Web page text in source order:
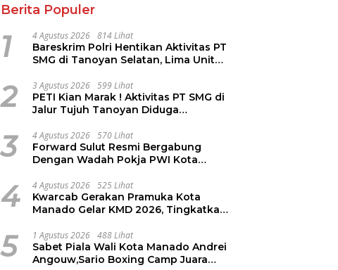
Berita Populer
1 4 Agustus 2026 814 Lihat
Bareskrim Polri Hentikan Aktivitas PT
SMG di Tanoyan Selatan, Lima Unit
2 3 Agustus 2026 599 Lihat
PETI Kian Marak ! Aktivitas PT SMG di
Jalur Tujuh Tanoyan Diduga
3 4 Agustus 2026 570 Lihat
Forward Sulut Resmi Bergabung
Dengan Wadah Pokja PWI Kota
4 4 Agustus 2026 525 Lihat
Kwarcab Gerakan Pramuka Kota
Manado Gelar KMD 2026, Tingkatkan
Pramuka
5 1 Agustus 2026 488 Lihat
Sabet Piala Wali Kota Manado Andrei
Angouw,Sario Boxing Camp Juara